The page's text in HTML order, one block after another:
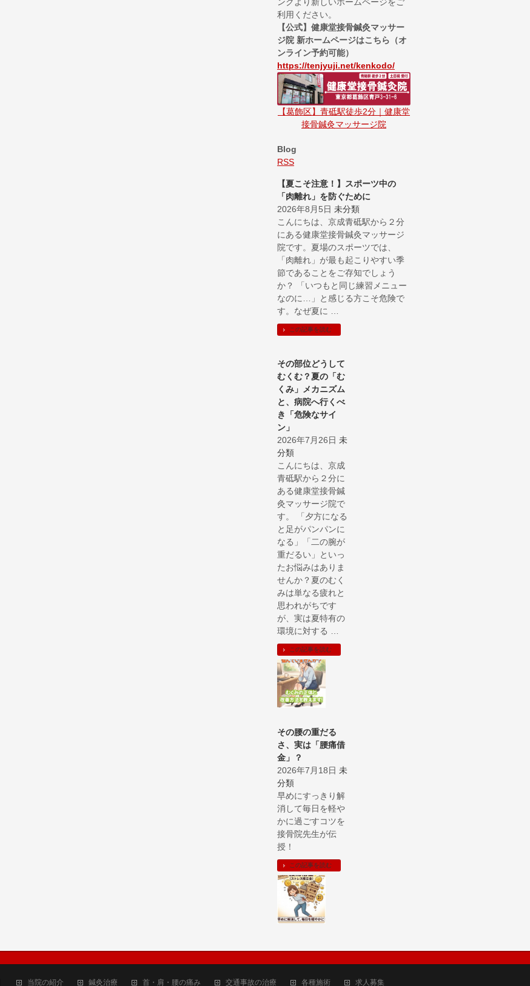
利用ください。
【公式】健康堂接骨鍼灸マッサー
ジ院 新ホームページはこちら（オ
ンライン予約可能）
https://tenjyuji.net/kenkodo/
【葛飾区】青砥駅徒歩2分｜健康堂
接骨鍼灸マッサージ院
Blog
RSS
【夏こそ注意！】スポーツ中の
「肉離れ」を防ぐために
2026年8月5日 未分類
こんにちは、京成青砥駅から２分
にある健康堂接骨鍼灸マッサージ
院です。夏場のスポーツでは、
「肉離れ」が最も起こりやすい季
節であることをご存知でしょう
か？ 「いつもと同じ練習メニュー
なのに…」と感じる方こそ危険で
す。なぜ夏に …
この記事を読む
その部位どうして
むくむ？夏の「む
くみ」メカニズム
と、病院へ行くべ
き「危険なサイ
ン」
2026年7月26日 未
分類
こんにちは、京成
青砥駅から２分に
ある健康堂接骨鍼
灸マッサージ院で
す。 「夕方になる
と足がパンパンに
なる」「二の腕が
重だるい」といっ
たお悩みはありま
せんか？夏のむく
みは単なる疲れと
思われがちです
が、実は夏特有の
環境に対する …
この記事を読む
その腰の重だる
さ、実は「腰痛借
金」？
2026年7月18日 未
分類
早めにすっきり解
消して毎日を軽や
かに過ごすコツを
接骨院先生が伝
授！
この記事を読む
当院の紹介 鍼灸治療 首・肩・腰の痛み 交通事故の治療 各種施術 求人募集